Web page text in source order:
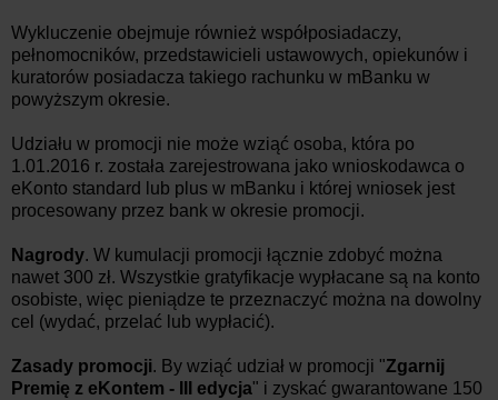
Wykluczenie obejmuje również współposiadaczy,
pełnomocników, przedstawicieli ustawowych, opiekunów i
kuratorów posiadacza takiego rachunku w mBanku w
powyższym okresie.
Udziału w promocji nie może wziąć osoba, która po
1.01.2016 r. została zarejestrowana jako wnioskodawca o
eKonto standard lub plus w mBanku i której wniosek jest
procesowany przez bank w okresie promocji.
Nagrody. W kumulacji promocji łącznie zdobyć można
nawet 300 zł. Wszystkie gratyfikacje wypłacane są na konto
osobiste, więc pieniądze te przeznaczyć można na dowolny
cel (wydać, przelać lub wypłacić).
Zasady promocji. By wziąć udział w promocji "Zgarnij
Premię z eKontem - III edycja" i zyskać gwarantowane 150